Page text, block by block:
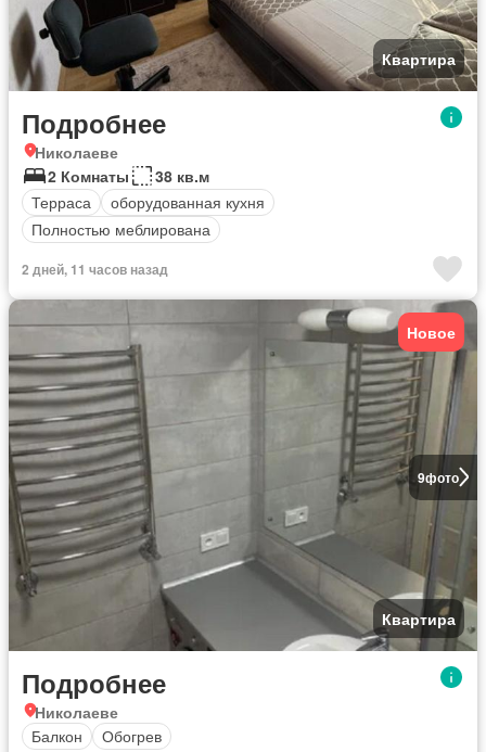
Квартира
Подробнее
Николаеве
2 Комнаты
38 кв.м
Терраса
оборудованная кухня
Полностью меблирована
2 дней, 11 часов назад
9фото
Новое
Квартира
Подробнее
Николаеве
Балкон
Обогрев